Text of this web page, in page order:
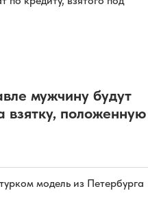
мужчину будут
взятку, положенную
модель из Петербурга